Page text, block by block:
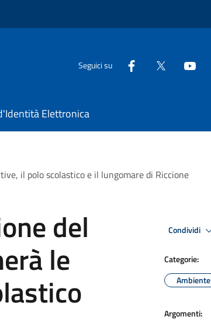
Seguici su
Elettronica
il polo scolastico e il lungomare di Riccione
del
le
Condividi
Categorie:
Ambiente
Argomenti: